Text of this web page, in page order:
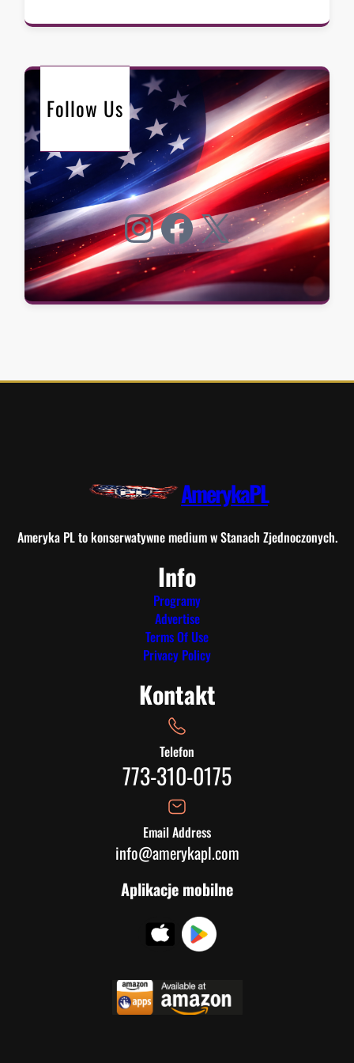
Follow Us
Instagram Facebook X
AmerykaPL
Ameryka PL to konserwatywne medium w Stanach Zjednoczonych.
Info
Programy
Advertise
Terms Of Use
Privacy Policy
Kontakt
Telefon
773-310-0175
Email Address
info@amerykapl.com
Aplikacje mobilne